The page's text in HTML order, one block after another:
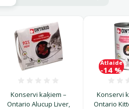
Konservi kaķiem –
Ontario Alucup Liver,
Konservi
Ontario
Atlaide
-14 %